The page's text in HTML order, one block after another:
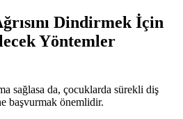
Dindirmek İçin
Yöntemler
sağlasa da, çocuklarda sürekli diş
başvurmak önemlidir.